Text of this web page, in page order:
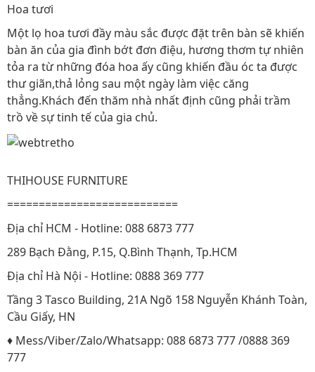
Hoa tươi
Một lọ hoa tươi đầy màu sắc được đặt trên bàn sẽ khiến
bàn ăn của gia đình bớt đơn điệu, hương thơm tự nhiên
tỏa ra từ những đóa hoa ấy cũng khiến đầu óc ta được
thư giãn,thả lỏng sau một ngày làm việc căng
thẳng.Khách đến thăm nhà nhất định cũng phải trầm
trồ về sự tinh tế của gia chủ.
THIHOUSE FURNITURE
===========================
Địa chỉ HCM - Hotline: 088 6873 777
289 Bạch Đằng, P.15, Q.Bình Thạnh, Tp.HCM
Địa chỉ Hà Nội - Hotline: 0888 369 777
Tầng 3 Tasco Building, 21A Ngõ 158 Nguyễn Khánh Toàn,
Cầu Giấy, HN
♦ Mess/Viber/Zalo/Whatsapp: 088 6873 777 /0888 369
777